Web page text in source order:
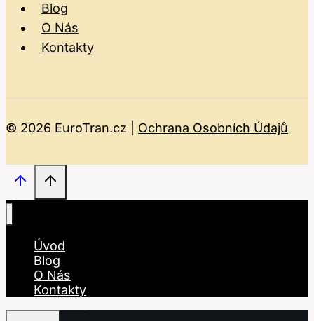
Blog
O Nás
Kontakty
© 2026 EuroTran.cz | Ochrana Osobních Údajů
Úvod
Blog
O Nás
Kontakty